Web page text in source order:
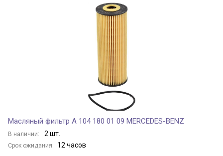
Масляный фильтр A 104 180 01 09 MERCEDES-BENZ
В наличии: 2 шт.
Срок ожидания: 12 часов